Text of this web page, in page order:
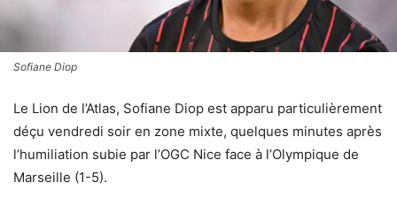
Sofiane Diop
Le Lion de l’Atlas, Sofiane Diop est apparu particulièrement
déçu vendredi soir en zone mixte, quelques minutes après
l’humiliation subie par l’OGC Nice face à l’Olympique de
Marseille (1-5).